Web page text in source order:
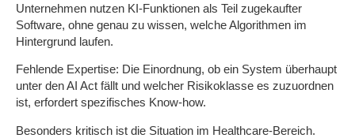
Unternehmen nutzen KI-Funktionen als Teil zugekaufter
Software, ohne genau zu wissen, welche Algorithmen im
Hintergrund laufen.
Fehlende Expertise: Die Einordnung, ob ein System überhaupt
unter den AI Act fällt und welcher Risikoklasse es zuzuordnen
ist, erfordert spezifisches Know-how.
Besonders kritisch ist die Situation im Healthcare-Bereich.